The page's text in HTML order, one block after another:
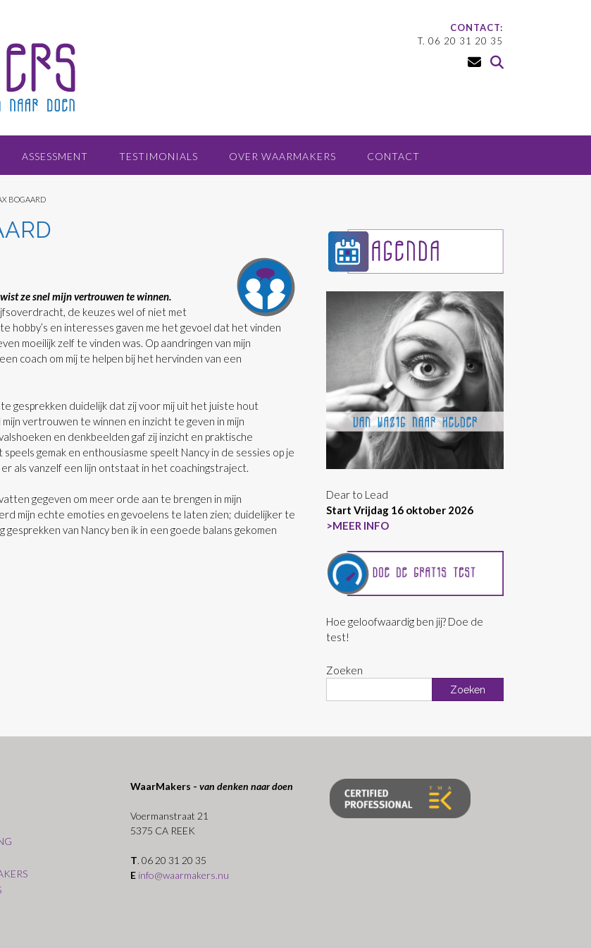
CONTACT:
T. 06 20 31 20 35
ASSESSMENT TESTIMONIALS OVER WAARMAKERS CONTACT
BOGAARD
ze snel mijn vertrouwen te winnen.
de keuzes wel of niet met
hobby’s en interesses gaven me het gevoel dat het vinden
moeilijk zelf te vinden was. Op aandringen van mijn
coach om mij te helpen bij het hervinden van een
gesprekken duidelijk dat zij voor mij uit het juiste hout
vertrouwen te winnen en inzicht te geven in mijn
en denkbeelden gaf zij inzicht en praktische
gemak en enthousiasme speelt Nancy in de sessies op je
als vanzelf een lijn ontstaat in het coachingstraject.
gegeven om meer orde aan te brengen in mijn
mijn echte emoties en gevoelens te laten zien; duidelijker te
van Nancy ben ik in een goede balans gekomen
Dear to Lead
Start Vrijdag 16 oktober 2026
>MEER INFO
Hoe geloofwaardig ben jij? Doe de
test!
Zoeken
Zoeken
WaarMakers -van denken naar doen
Voermanstraat 21
5375 CA REEK
T. 06 20 31 20 35
E info@waarmakers.nu